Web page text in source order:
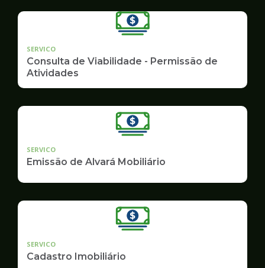
SERVICO
Consulta de Viabilidade - Permissão de
Atividades
SERVICO
Emissão de Alvará Mobiliário
SERVICO
Cadastro Imobiliário